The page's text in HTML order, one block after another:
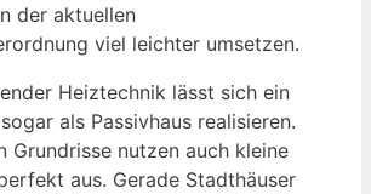
der aktuellen
viel leichter umsetzen.
Heiztechnik lässt sich ein
als Passivhaus realisieren.
Grundrisse nutzen auch kleine
aus. Gerade Stadthäuser